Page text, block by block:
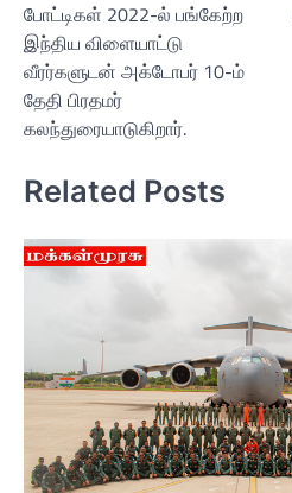
போட்டிகள் 2022-ல் பங்கேற்ற
இந்திய விளையாட்டு
வீரர்களுடன் அக்டோபர் 10-ம்
தேதி பிரதமர்
கலந்துரையாடுகிறார்.
Related Posts